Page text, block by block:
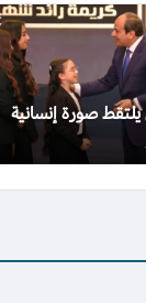
صورة إنسانية